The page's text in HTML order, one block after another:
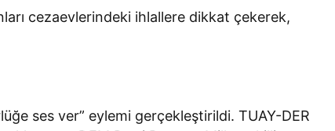
cezaevlerindeki ihlallere dikkat çekerek,
ses ver” eylemi gerçekleştirildi. TUAY-DER